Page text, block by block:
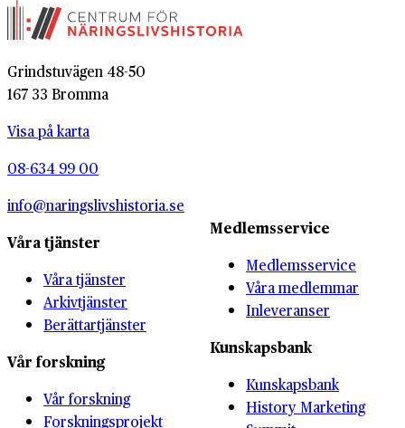
Grindstuvägen 48-50
167 33 Bromma
Visa på karta
08-634 99 00
info@naringslivshistoria.se
Våra tjänster
Våra tjänster
Arkivtjänster
Berättartjänster
Vår forskning
Vår forskning
Forskningsprojekt
Medlemsservice
Medlemsservice
Våra medlemmar
Inleveranser
Kunskapsbank
Kunskapsbank
History Marketing